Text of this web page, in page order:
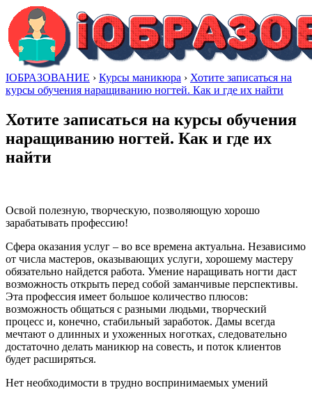
IОБРАЗОВАНИЕ › Курсы маникюра › Хотите записаться на
курсы обучения наращиванию ногтей. Как и где их найти
Хотите записаться на курсы обучения
наращиванию ногтей. Как и где их
найти
Освой полезную, творческую, позволяющую хорошо
зарабатывать профессию!
Сфера оказания услуг – во все времена актуальна. Независимо
от числа мастеров, оказывающих услуги, хорошему мастеру
обязательно найдется работа. Умение наращивать ногти даст
возможность открыть перед собой заманчивые перспективы.
Эта профессия имеет большое количество плюсов:
возможность общаться с разными людьми, творческий
процесс и, конечно, стабильный заработок. Дамы всегда
мечтают о длинных и ухоженных ноготках, следовательно
достаточно делать маникюр на совесть, и поток клиентов
будет расширяться.
Нет необходимости в трудно воспринимаемых умений